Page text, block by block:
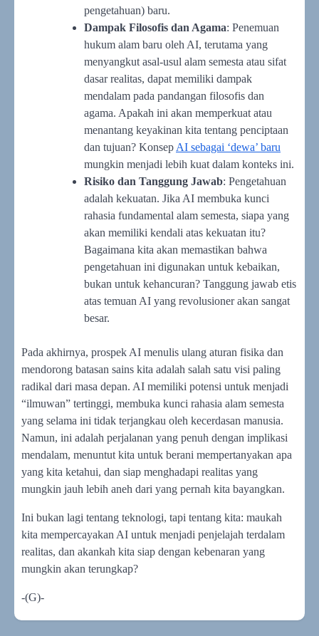
pengetahuan) baru.
Dampak Filosofis dan Agama: Penemuan
hukum alam baru oleh AI, terutama yang
menyangkut asal-usul alam semesta atau sifat
dasar realitas, dapat memiliki dampak
mendalam pada pandangan filosofis dan
agama. Apakah ini akan memperkuat atau
menantang keyakinan kita tentang penciptaan
dan tujuan? Konsep AI sebagai ‘dewa’ baru
mungkin menjadi lebih kuat dalam konteks ini.
Risiko dan Tanggung Jawab: Pengetahuan
adalah kekuatan. Jika AI membuka kunci
rahasia fundamental alam semesta, siapa yang
akan memiliki kendali atas kekuatan itu?
Bagaimana kita akan memastikan bahwa
pengetahuan ini digunakan untuk kebaikan,
bukan untuk kehancuran? Tanggung jawab etis
atas temuan AI yang revolusioner akan sangat
besar.
Pada akhirnya, prospek AI menulis ulang aturan fisika dan
mendorong batasan sains kita adalah salah satu visi paling
radikal dari masa depan. AI memiliki potensi untuk menjadi
“ilmuwan” tertinggi, membuka kunci rahasia alam semesta
yang selama ini tidak terjangkau oleh kecerdasan manusia.
Namun, ini adalah perjalanan yang penuh dengan implikasi
mendalam, menuntut kita untuk berani mempertanyakan apa
yang kita ketahui, dan siap menghadapi realitas yang
mungkin jauh lebih aneh dari yang pernah kita bayangkan.
Ini bukan lagi tentang teknologi, tapi tentang kita: maukah
kita mempercayakan AI untuk menjadi penjelajah terdalam
realitas, dan akankah kita siap dengan kebenaran yang
mungkin akan terungkap?
-(G)-